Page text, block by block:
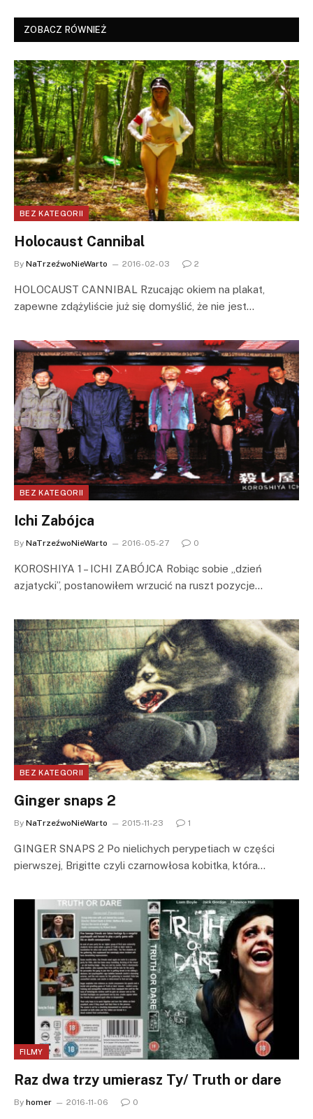
ZOBACZ RÓWNIEŻ
BEZ KATEGORII
Holocaust Cannibal
By NaTrzeźwoNieWarto 2016-02-03 2
HOLOCAUST CANNIBAL Rzucając okiem na plakat,
zapewne zdążyliście już się domyślić, że nie jest…
BEZ KATEGORII
Ichi Zabójca
By NaTrzeźwoNieWarto 2016-05-27 0
KOROSHIYA 1 – ICHI ZABÓJCA Robiąc sobie „dzień
azjatycki”, postanowiłem wrzucić na ruszt pozycje…
BEZ KATEGORII
Ginger snaps 2
By NaTrzeźwoNieWarto 2015-11-23 1
GINGER SNAPS 2 Po nielichych perypetiach w części
pierwszej, Brigitte czyli czarnowłosa kobitka, która…
FILMY
Raz dwa trzy umierasz Ty/ Truth or dare
By homer 2016-11-06 0